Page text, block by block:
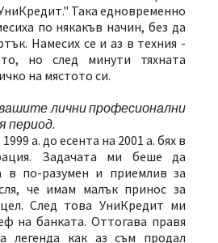
Така едновременно
по някакъв начин, без да
Намесих се и аз в техния -
но след минути тяхната
на мястото си.
лични професионални
период.
а. до есента на 2001 а. бях в
Задачата ми беше да
в по-разумен и приемлив за
че имам малък принос за
След това УниКредит ми
на банката. Оттогава правя
легенда как аз съм продал